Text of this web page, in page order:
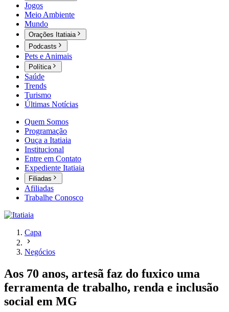
Jogos
Meio Ambiente
Mundo
Orações Itatiaia
Podcasts
Pets e Animais
Política
Saúde
Trends
Turismo
Últimas Notícias
Quem Somos
Programação
Ouça a Itatiaia
Institucional
Entre em Contato
Expediente Itatiaia
Filiadas
Afiliadas
Trabalhe Conosco
Capa
Negócios
Aos 70 anos, artesã faz do fuxico uma
ferramenta de trabalho, renda e inclusão
social em MG